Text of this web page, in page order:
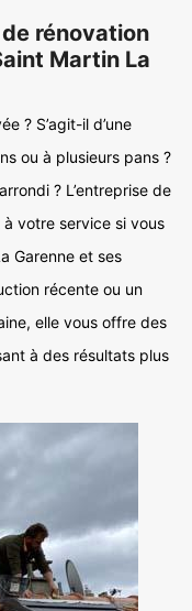
rénovation
Martin La
? S’agit-il d’une
ou à plusieurs pans ?
? L’entreprise de
votre service si vous
Garenne et ses
récente ou un
elle vous offre des
à des résultats plus